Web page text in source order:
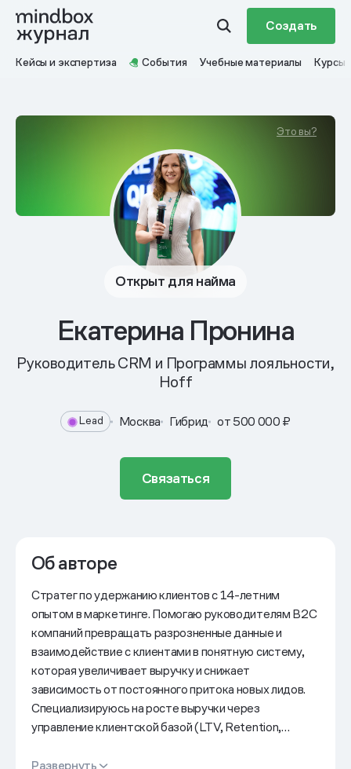
Создать
Кейсы и экспертиза События Учебные материалы Курсы
Это вы?
Открыт для найма
Екатерина Пронина
Руководитель CRM и Программы лояльности,
Hoff
Lead Москва Гибрид от 500 000 ₽
Связаться
Об авторе
Стратег по удержанию клиентов с 14-летним
опытом в маркетинге. Помогаю руководителям В2С
компаний превращать разрозненные данные и
взаимодействие с клиентами в понятную систему,
которая увеличивает выручку и снижает
зависимость от постоянного притока новых лидов.
Специализируюсь на росте выручки через
управление клиентской базой (LTV, Retention,
маркетингу и умение разложить любой
Развернуть